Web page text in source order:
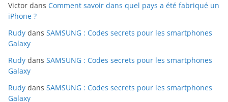
Victor dans Comment savoir dans quel pays a été fabriqué un
iPhone ?
Rudy dans SAMSUNG : Codes secrets pour les smartphones
Galaxy
Rudy dans SAMSUNG : Codes secrets pour les smartphones
Galaxy
Rudy dans SAMSUNG : Codes secrets pour les smartphones
Galaxy